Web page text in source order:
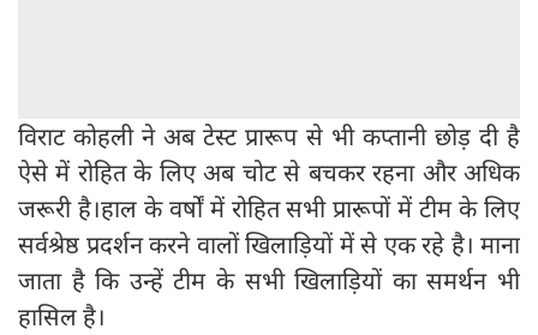
विराट कोहली ने अब टेस्ट प्रारूप से भी कप्तानी छोड़ दी है
ऐसे में रोहित के लिए अब चोट से बचकर रहना और अधिक
जरूरी है।हाल के वर्षों में रोहित सभी प्रारूपों में टीम के लिए
सर्वश्रेष्ठ प्रदर्शन करने वालों खिलाड़ियों में से एक रहे है। माना
जाता है कि उन्हें टीम के सभी खिलाड़ियों का समर्थन भी
हासिल है।